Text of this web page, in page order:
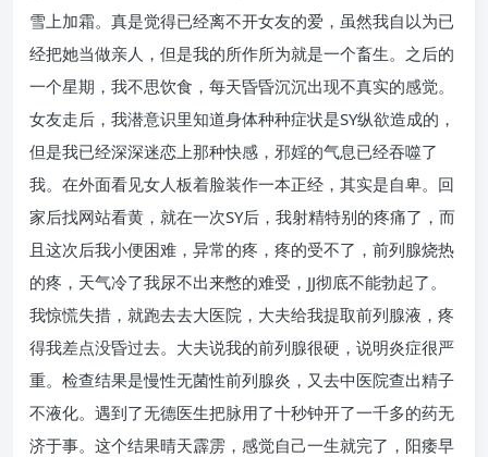
雪上加霜。真是觉得已经离不开女友的爱，虽然我自以为已
经把她当做亲人，但是我的所作所为就是一个畜生。之后的
一个星期，我不思饮食，每天昏昏沉沉出现不真实的感觉。
女友走后，我潜意识里知道身体种种症状是SY纵欲造成的，
但是我已经深深迷恋上那种快感，邪婬的气息已经吞噬了
我。在外面看见女人板着脸装作一本正经，其实是自卑。回
家后找网站看黄，就在一次SY后，我射精特别的疼痛了，而
且这次后我小便困难，异常的疼，疼的受不了，前列腺烧热
的疼，天气冷了我尿不出来憋的难受，JJ彻底不能勃起了。
我惊慌失措，就跑去去大医院，大夫给我提取前列腺液，疼
得我差点没昏过去。大夫说我的前列腺很硬，说明炎症很严
重。检查结果是慢性无菌性前列腺炎，又去中医院查出精子
不液化。遇到了无德医生把脉用了十秒钟开了一千多的药无
济于事。这个结果晴天霹雳，感觉自己一生就完了，阳痿早